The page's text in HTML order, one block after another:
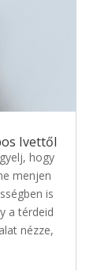
Ivettől
hogy
menjen
is
a térdeid
nézze,